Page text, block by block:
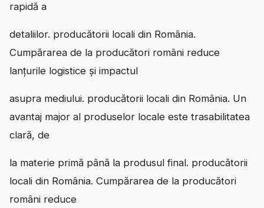
rapidă a
detaliilor. producătorii locali din România.
Cumpărarea de la producători români reduce
lanțurile logistice și impactul
asupra mediului. producătorii locali din România. Un
avantaj major al produselor locale este trasabilitatea
clară, de
la materie primă până la produsul final. producătorii
locali din România. Cumpărarea de la producători
români reduce